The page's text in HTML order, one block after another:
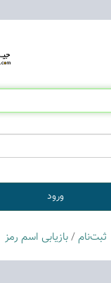
ثبت‌نام/بازیابی اسم رمز